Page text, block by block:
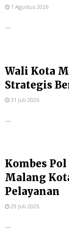
1 Agustus 2026
...
Wali Kota
Strategis
31 Juli 2026
...
Kombes
Malang
Pelayanan
29 Juli 2026
...